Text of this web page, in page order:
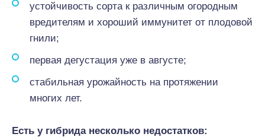
устойчивость сорта к различным огородным
вредителям и хороший иммунитет от плодовой
гнили;
первая дегустация уже в августе;
стабильная урожайность на протяжении
многих лет.
Есть у гибрида несколько недостатков: